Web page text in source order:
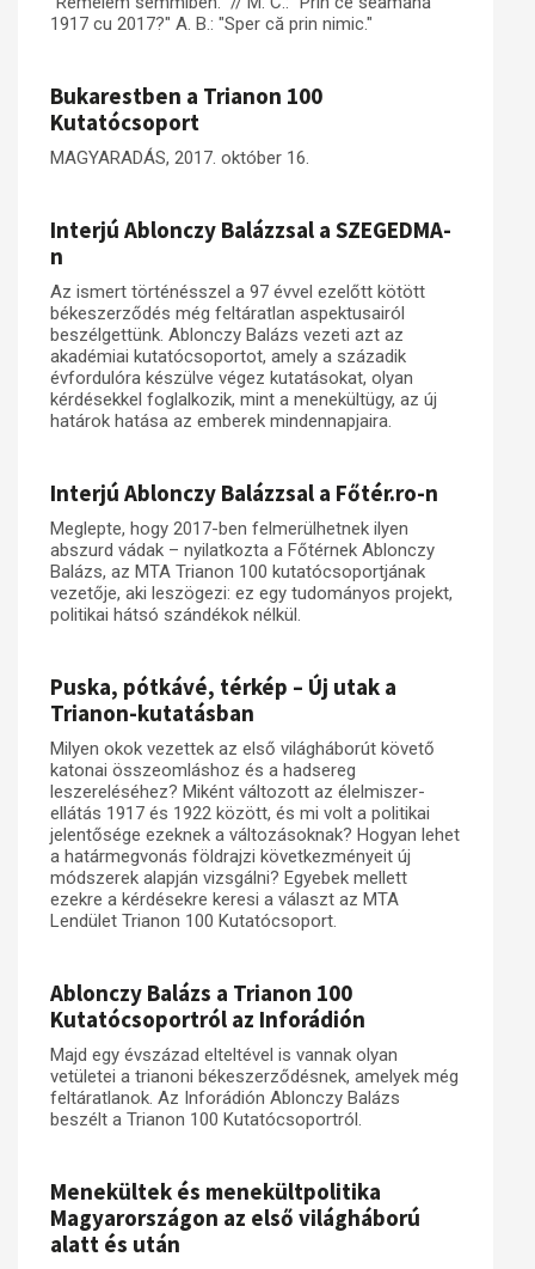
1917 cu 2017?" A. B.: "Sper că prin nimic."
Bukarestben a Trianon 100
Kutatócsoport
MAGYARADÁS, 2017. október 16.
Interjú Ablonczy Balázzsal a SZEGEDMA-
n
Az ismert történésszel a 97 évvel ezelőtt kötött
békeszerződés még feltáratlan aspektusairól
beszélgettünk. Ablonczy Balázs vezeti azt az
akadémiai kutatócsoportot, amely a századik
évfordulóra készülve végez kutatásokat, olyan
kérdésekkel foglalkozik, mint a menekültügy, az új
határok hatása az emberek mindennapjaira.
Interjú Ablonczy Balázzsal a Főtér.ro-n
Meglepte, hogy 2017-ben felmerülhetnek ilyen
abszurd vádak – nyilatkozta a Főtérnek Ablonczy
Balázs, az MTA Trianon 100 kutatócsoportjának
vezetője, aki leszögezi: ez egy tudományos projekt,
politikai hátsó szándékok nélkül.
Puska, pótkávé, térkép – Új utak a
Trianon-kutatásban
Milyen okok vezettek az első világháborút követő
katonai összeomláshoz és a hadsereg
leszereléséhez? Miként változott az élelmiszer-
ellátás 1917 és 1922 között, és mi volt a politikai
jelentősége ezeknek a változásoknak? Hogyan lehet
a határmegvonás földrajzi következményeit új
módszerek alapján vizsgálni? Egyebek mellett
ezekre a kérdésekre keresi a választ az MTA
Lendület Trianon 100 Kutatócsoport.
Ablonczy Balázs a Trianon 100
Kutatócsoportról az Inforádión
Majd egy évszázad elteltével is vannak olyan
vetületei a trianoni békeszerződésnek, amelyek még
feltáratlanok. Az Inforádión Ablonczy Balázs
beszélt a Trianon 100 Kutatócsoportról.
Menekültek és menekültpolitika
Magyarországon az első világháború
alatt és után